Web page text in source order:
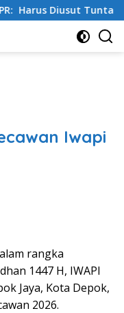
Tuntas
Iwapi
rangka
1447 H, IWAPI
Jaya, Kota Depok,
2026.